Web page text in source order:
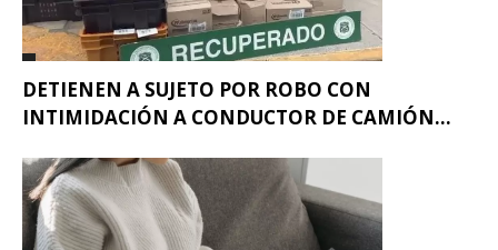
DETIENEN A SUJETO POR ROBO CON
INTIMIDACIÓN A CONDUCTOR DE CAMIÓN...